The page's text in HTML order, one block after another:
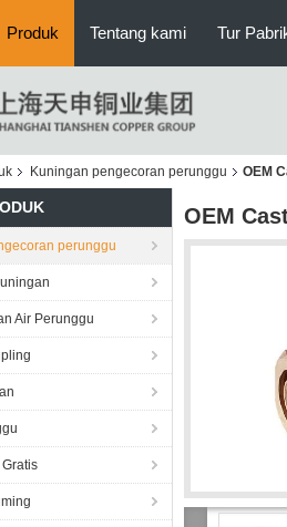
Produk Tentang kami Tur
Kuningan pengecoran perunggu OEM
perunggu
Air Perunggu
OEM